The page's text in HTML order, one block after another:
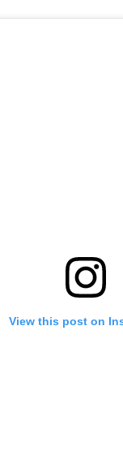
View this post on